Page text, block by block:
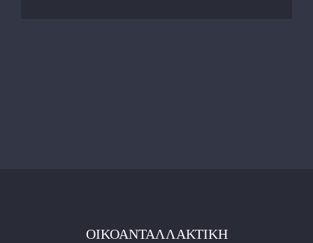
ΟΙΚΟΑΝΤΑΛΛΑΚΤΙΚΉ